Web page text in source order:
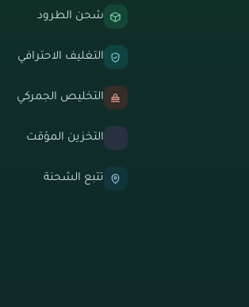
شحن الطرود
التغليف الاحترافي
التخليص الجمركي
التخزين المؤقت
تتبع الشحنة